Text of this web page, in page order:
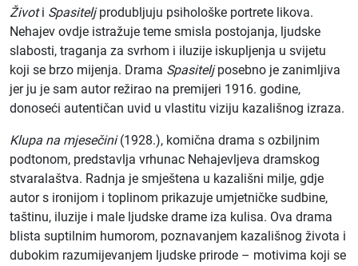
Životi Spasiteljprodubljuju psihološke portrete likova.
Nehajev ovdje istražuje teme smisla postojanja, ljudske
slabosti, traganja za svrhom i iluzije iskupljenja u svijetu
koji se brzo mijenja. Drama Spasiteljposebno je zanimljiva
jer ju je sam autor režirao na premijeri 1916. godine,
donoseći autentičan uvid u vlastitu viziju kazališnog izraza.
Klupa na mjesečini(1928.), komična drama s ozbiljnim
podtonom, predstavlja vrhunac Nehajevljeva dramskog
stvaralaštva. Radnja je smještena u kazališni milje, gdje
autor s ironijom i toplinom prikazuje umjetničke sudbine,
taštinu, iluzije i male ljudske drame iza kulisa. Ova drama
blista suptilnim humorom, poznavanjem kazališnog života i
dubokim razumijevanjem ljudske prirode – motivima koji se